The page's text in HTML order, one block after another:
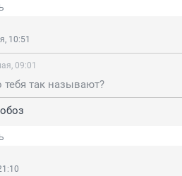
10:51
09:01
тебя так называют?